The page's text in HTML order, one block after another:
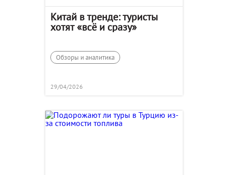
Китай в тренде: туристы
хотят «всё и сразу»
Обзоры и аналитика
29/04/2026